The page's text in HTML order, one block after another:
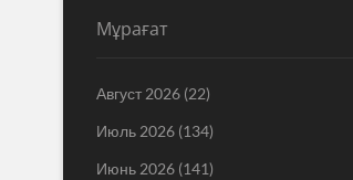
Мұрағат
Август 2026 (22)
Июль 2026 (134)
Июнь 2026 (141)